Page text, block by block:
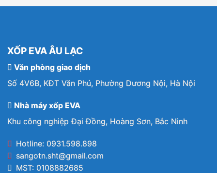
XỐP EVA ÂU LẠC
Văn phòng giao dịch
Số 4V6B, KĐT Văn Phú, Phường Dương Nội, Hà Nội
Nhà máy xốp EVA
Khu công nghiệp Đại Đồng, Hoàng Sơn, Bắc Ninh
Hotline: 0931.598.898
sangotn.sht@gmail.com
MST: 0108882685